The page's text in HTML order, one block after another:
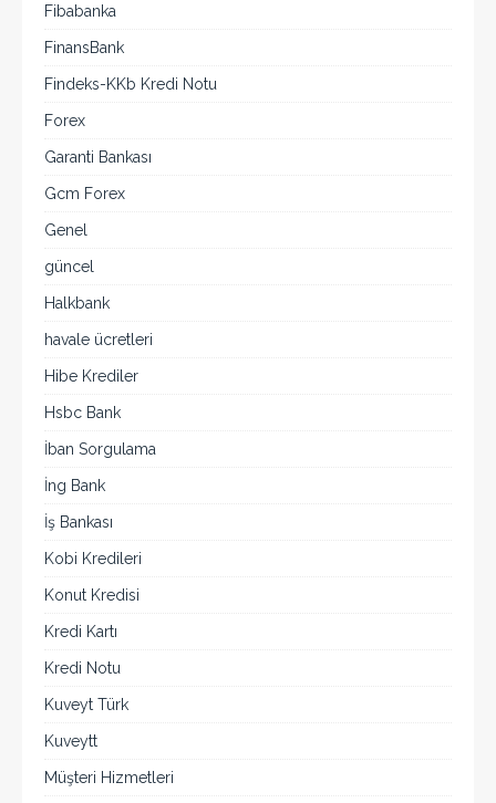
Fibabanka
FinansBank
Findeks-KKb Kredi Notu
Forex
Garanti Bankası
Gcm Forex
Genel
güncel
Halkbank
havale ücretleri
Hibe Krediler
Hsbc Bank
İban Sorgulama
İng Bank
İş Bankası
Kobi Kredileri
Konut Kredisi
Kredi Kartı
Kredi Notu
Kuveyt Türk
Kuveytt
Müşteri Hizmetleri